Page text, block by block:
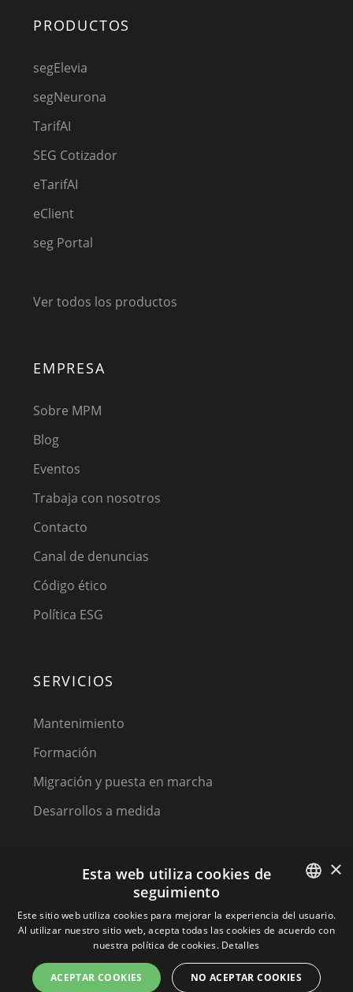
PRODUCTOS
segElevia
segNeurona
TarifAI
SEG Cotizador
eTarifAI
eClient
seg Portal
Ver todos los productos
EMPRESA
Sobre MPM
Blog
Eventos
Trabaja con nosotros
Contacto
Canal de denuncias
Código ético
Política ESG
SERVICIOS
Mantenimiento
Formación
Migración y puesta en marcha
Desarrollos a medida
(C) 2023, MPM SOFTWARE, a KIREY GROUP COMPANY
Terminos y condiciones
SPANISH
PORTUGUESE
×
Esta web utiliza cookies de
seguimiento
Este sitio web utiliza cookies para mejorar la experiencia del usuario.
Al utilizar nuestro sitio web, acepta todas las cookies de acuerdo con
nuestra política de cookies. Detalles
ACEPTAR COOKIES NO ACEPTAR COOKIES